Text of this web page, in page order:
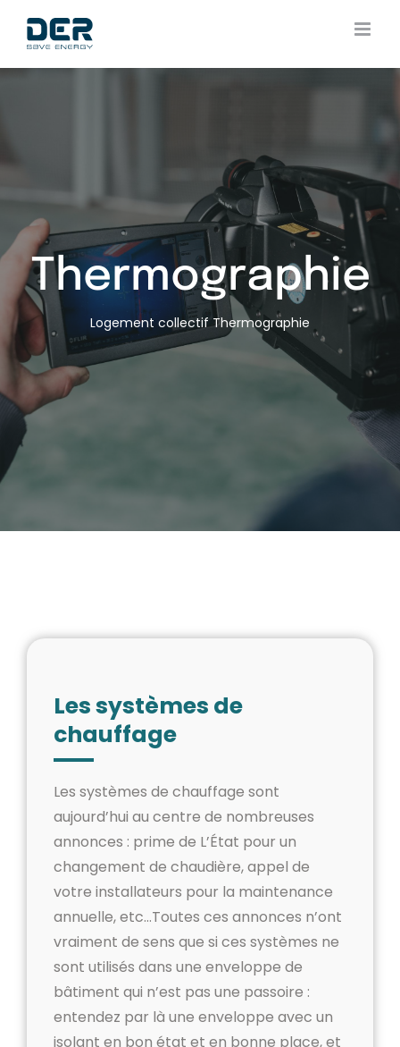
Thermographie
Logement collectif Thermographie
Les systèmes de
chauffage
Les systèmes de chauffage sont
aujourd’hui au centre de nombreuses
annonces : prime de L’État pour un
changement de chaudière, appel de
votre installateurs pour la maintenance
annuelle, etc…Toutes ces annonces n’ont
vraiment de sens que si ces systèmes ne
sont utilisés dans une enveloppe de
bâtiment qui n’est pas une passoire :
entendez par là une enveloppe avec un
isolant en bon état et en bonne place, et